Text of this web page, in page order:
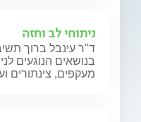
ניתוחי לב וחזה
ד"ר עינבל ברוך
בנושאים הנוגעים
מעקפים, צינתורים